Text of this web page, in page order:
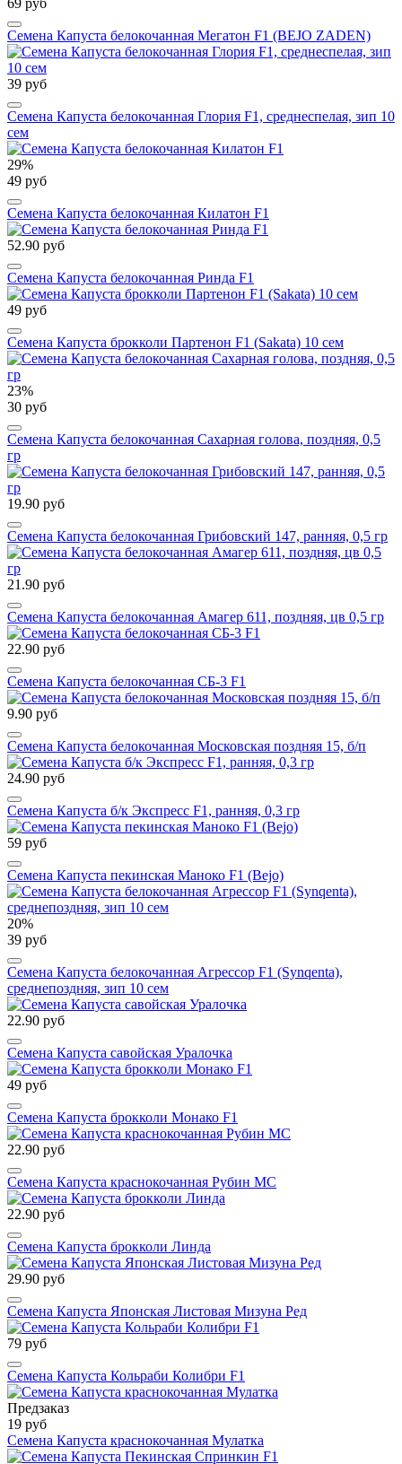
69 руб
Семена Капуста белокочанная Мегатон F1 (BEJO ZADEN)
39 руб
Семена Капуста белокочанная Глория F1, среднеспелая, зип 10
сем
29%
49 руб
Семена Капуста белокочанная Килатон F1
52.90 руб
Семена Капуста белокочанная Ринда F1
49 руб
Семена Капуста брокколи Партенон F1 (Sakata) 10 сем
23%
30 руб
Семена Капуста белокочанная Сахарная голова, поздняя, 0,5
гр
19.90 руб
Семена Капуста белокочанная Грибовский 147, ранняя, 0,5 гр
21.90 руб
Семена Капуста белокочанная Амагер 611, поздняя, цв 0,5 гр
22.90 руб
Семена Капуста белокочанная СБ-3 F1
9.90 руб
Семена Капуста белокочанная Московская поздняя 15, б/п
24.90 руб
Семена Капуста б/к Экспресс F1, ранняя, 0,3 гр
59 руб
Семена Капуста пекинская Маноко F1 (Bejo)
20%
39 руб
Семена Капуста белокочанная Агрессор F1 (Synqenta),
среднепоздняя, зип 10 сем
22.90 руб
Семена Капуста савойская Уралочка
49 руб
Семена Капуста брокколи Монако F1
22.90 руб
Семена Капуста краснокочанная Рубин МС
22.90 руб
Семена Капуста брокколи Линда
29.90 руб
Семена Капуста Японская Листовая Мизуна Ред
79 руб
Семена Капуста Кольраби Колибри F1
Предзаказ
19 руб
Семена Капуста краснокочанная Мулатка